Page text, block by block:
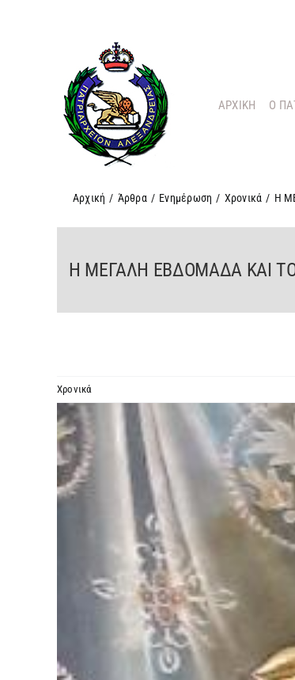
ΑΡΧΙΚΗ O
Αρχική / Άρθρα / Ενημέρωση / Χρονικά / Η
Η ΜΕΓΑΛΗ ΕΒΔΟΜΑΔΑ ΚΑΙ
Χρονικά
Προβολή
μεγαλύτερης
εικόνας